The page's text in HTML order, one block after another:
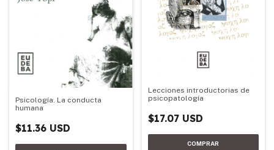
Psicología. La conducta
humana
$11.36 USD
Lecciones introductorias de
psicopatología
$17.07 USD